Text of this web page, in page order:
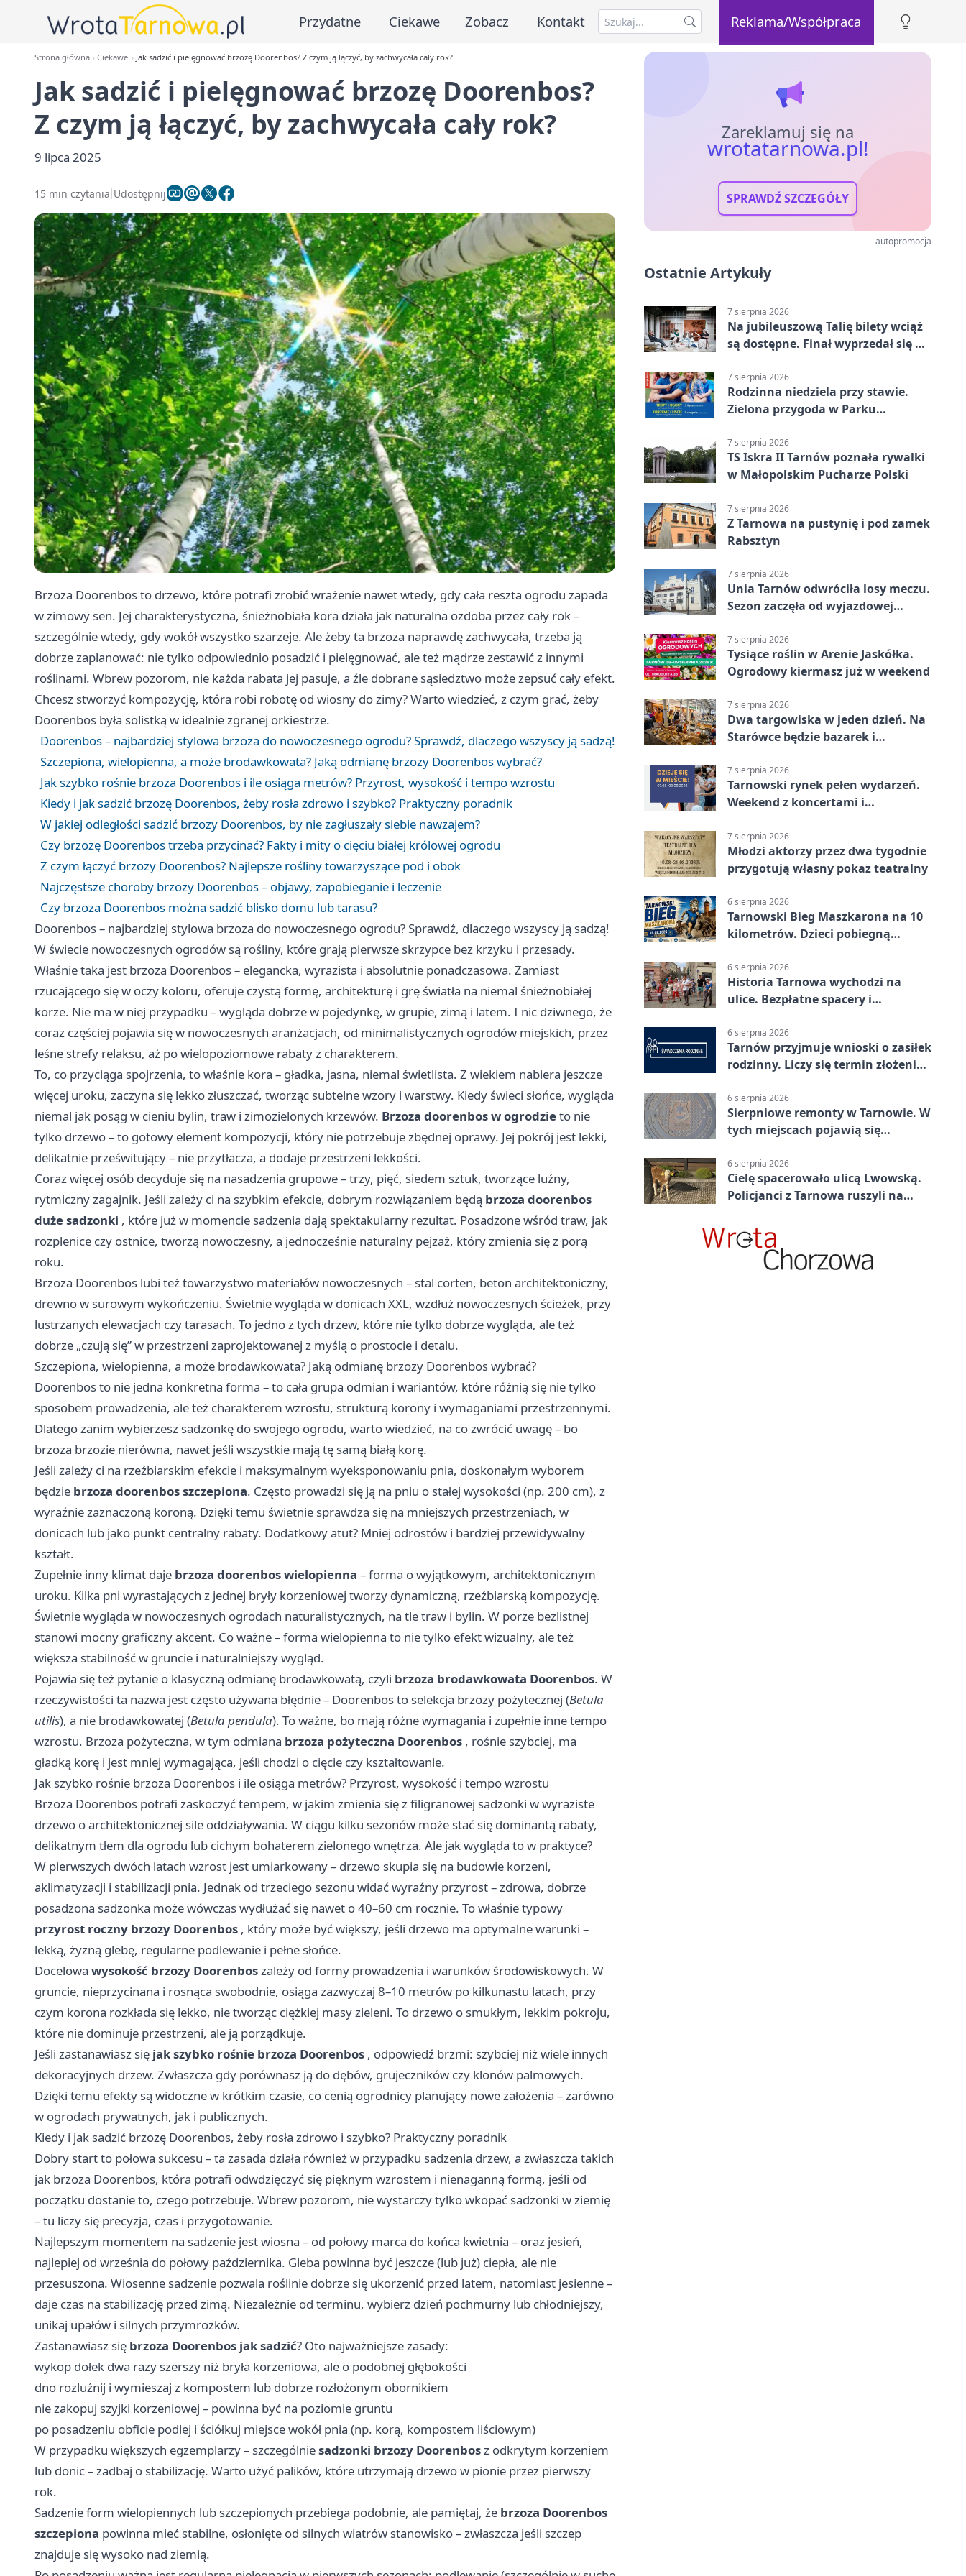
Przydatne Ciekawe Zobacz Kontakt Reklama/Współpraca
Strona główna Ciekawe Jak sadzić i pielęgnować brzozę Doorenbos? Z czym ją łączyć, by zachwycała cały rok?
Jak sadzić i pielęgnować brzozę Doorenbos?
Z czym ją łączyć, by zachwycała cały rok?
9 lipca 2025
15 min czytania Udostępnij
Brzoza Doorenbos to drzewo, które potrafi zrobić wrażenie nawet wtedy, gdy cała reszta ogrodu zapada
w zimowy sen. Jej charakterystyczna, śnieżnobiała kora działa jak naturalna ozdoba przez cały rok –
szczególnie wtedy, gdy wokół wszystko szarzeje. Ale żeby ta brzoza naprawdę zachwycała, trzeba ją
dobrze zaplanować: nie tylko odpowiednio posadzić i pielęgnować, ale też mądrze zestawić z innymi
roślinami. Wbrew pozorom, nie każda rabata jej pasuje, a źle dobrane sąsiedztwo może zepsuć cały efekt.
Chcesz stworzyć kompozycję, która robi robotę od wiosny do zimy? Warto wiedzieć, z czym grać, żeby
Doorenbos była solistką w idealnie zgranej orkiestrze.
Doorenbos – najbardziej stylowa brzoza do nowoczesnego ogrodu? Sprawdź, dlaczego wszyscy ją sadzą!
Szczepiona, wielopienna, a może brodawkowata? Jaką odmianę brzozy Doorenbos wybrać?
Jak szybko rośnie brzoza Doorenbos i ile osiąga metrów? Przyrost, wysokość i tempo wzrostu
Kiedy i jak sadzić brzozę Doorenbos, żeby rosła zdrowo i szybko? Praktyczny poradnik
W jakiej odległości sadzić brzozy Doorenbos, by nie zagłuszały siebie nawzajem?
Czy brzozę Doorenbos trzeba przycinać? Fakty i mity o cięciu białej królowej ogrodu
Z czym łączyć brzozy Doorenbos? Najlepsze rośliny towarzyszące pod i obok
Najczęstsze choroby brzozy Doorenbos – objawy, zapobieganie i leczenie
Czy brzoza Doorenbos można sadzić blisko domu lub tarasu?
Doorenbos – najbardziej stylowa brzoza do nowoczesnego ogrodu? Sprawdź, dlaczego wszyscy ją sadzą!
W świecie nowoczesnych ogrodów są rośliny, które grają pierwsze skrzypce bez krzyku i przesady.
Właśnie taka jest brzoza Doorenbos – elegancka, wyrazista i absolutnie ponadczasowa. Zamiast
rzucającego się w oczy koloru, oferuje czystą formę, architekturę i grę światła na niemal śnieżnobiałej
korze. Nie ma w niej przypadku – wygląda dobrze w pojedynkę, w grupie, zimą i latem. I nic dziwnego, że
coraz częściej pojawia się w nowoczesnych aranżacjach, od minimalistycznych ogrodów miejskich, przez
leśne strefy relaksu, aż po wielopoziomowe rabaty z charakterem.
To, co przyciąga spojrzenia, to właśnie kora – gładka, jasna, niemal świetlista. Z wiekiem nabiera jeszcze
więcej uroku, zaczyna się lekko złuszczać, tworząc subtelne wzory i warstwy. Kiedy świeci słońce, wygląda
niemal jak posąg w cieniu bylin, traw i zimozielonych krzewów. Brzoza doorenbos w ogrodzieto nie
tylko drzewo – to gotowy element kompozycji, który nie potrzebuje zbędnej oprawy. Jej pokrój jest lekki,
delikatnie prześwitujący – nie przytłacza, a dodaje przestrzeni lekkości.
Coraz więcej osób decyduje się na nasadzenia grupowe – trzy, pięć, siedem sztuk, tworzące luźny,
rytmiczny zagajnik. Jeśli zależy ci na szybkim efekcie, dobrym rozwiązaniem będą brzoza doorenbos
duże sadzonki , które już w momencie sadzenia dają spektakularny rezultat. Posadzone wśród traw, jak
rozplenice czy ostnice, tworzą nowoczesny, a jednocześnie naturalny pejzaż, który zmienia się z porą
roku.
Brzoza Doorenbos lubi też towarzystwo materiałów nowoczesnych – stal corten, beton architektoniczny,
drewno w surowym wykończeniu. Świetnie wygląda w donicach XXL, wzdłuż nowoczesnych ścieżek, przy
lustrzanych elewacjach czy tarasach. To jedno z tych drzew, które nie tylko dobrze wygląda, ale też
dobrze „czują się” w przestrzeni zaprojektowanej z myślą o prostocie i detalu.
Szczepiona, wielopienna, a może brodawkowata? Jaką odmianę brzozy Doorenbos wybrać?
Doorenbos to nie jedna konkretna forma – to cała grupa odmian i wariantów, które różnią się nie tylko
sposobem prowadzenia, ale też charakterem wzrostu, strukturą korony i wymaganiami przestrzennymi.
Dlatego zanim wybierzesz sadzonkę do swojego ogrodu, warto wiedzieć, na co zwrócić uwagę – bo
brzoza brzozie nierówna, nawet jeśli wszystkie mają tę samą białą korę.
Jeśli zależy ci na rzeźbiarskim efekcie i maksymalnym wyeksponowaniu pnia, doskonałym wyborem
będzie brzoza doorenbos szczepiona. Często prowadzi się ją na pniu o stałej wysokości (np. 200 cm), z
wyraźnie zaznaczoną koroną. Dzięki temu świetnie sprawdza się na mniejszych przestrzeniach, w
donicach lub jako punkt centralny rabaty. Dodatkowy atut? Mniej odrostów i bardziej przewidywalny
kształt.
Zupełnie inny klimat daje brzoza doorenbos wielopienna – forma o wyjątkowym, architektonicznym
uroku. Kilka pni wyrastających z jednej bryły korzeniowej tworzy dynamiczną, rzeźbiarską kompozycję.
Świetnie wygląda w nowoczesnych ogrodach naturalistycznych, na tle traw i bylin. W porze bezlistnej
stanowi mocny graficzny akcent. Co ważne – forma wielopienna to nie tylko efekt wizualny, ale też
większa stabilność w gruncie i naturalniejszy wygląd.
Pojawia się też pytanie o klasyczną odmianę brodawkowatą, czyli brzoza brodawkowata Doorenbos. W
rzeczywistości ta nazwa jest często używana błędnie – Doorenbos to selekcja brzozy pożytecznej (Betula
utilis), a nie brodawkowatej (Betula pendula). To ważne, bo mają różne wymagania i zupełnie inne tempo
wzrostu. Brzoza pożyteczna, w tym odmiana brzoza pożyteczna Doorenbos , rośnie szybciej, ma
gładką korę i jest mniej wymagająca, jeśli chodzi o cięcie czy kształtowanie.
Jak szybko rośnie brzoza Doorenbos i ile osiąga metrów? Przyrost, wysokość i tempo wzrostu
Brzoza Doorenbos potrafi zaskoczyć tempem, w jakim zmienia się z filigranowej sadzonki w wyraziste
drzewo o architektonicznej sile oddziaływania. W ciągu kilku sezonów może stać się dominantą rabaty,
delikatnym tłem dla ogrodu lub cichym bohaterem zielonego wnętrza. Ale jak wygląda to w praktyce?
W pierwszych dwóch latach wzrost jest umiarkowany – drzewo skupia się na budowie korzeni,
aklimatyzacji i stabilizacji pnia. Jednak od trzeciego sezonu widać wyraźny przyrost – zdrowa, dobrze
posadzona sadzonka może wówczas wydłużać się nawet o 40–60 cm rocznie. To właśnie typowy
przyrost roczny brzozy Doorenbos , który może być większy, jeśli drzewo ma optymalne warunki –
lekką, żyzną glebę, regularne podlewanie i pełne słońce.
Docelowa wysokość brzozy Doorenboszależy od formy prowadzenia i warunków środowiskowych. W
gruncie, nieprzycinana i rosnąca swobodnie, osiąga zazwyczaj 8–10 metrów po kilkunastu latach, przy
czym korona rozkłada się lekko, nie tworząc ciężkiej masy zieleni. To drzewo o smukłym, lekkim pokroju,
które nie dominuje przestrzeni, ale ją porządkuje.
Jeśli zastanawiasz się jak szybko rośnie brzoza Doorenbos , odpowiedź brzmi: szybciej niż wiele innych
dekoracyjnych drzew. Zwłaszcza gdy porównasz ją do dębów, grujeczników czy klonów palmowych.
Dzięki temu efekty są widoczne w krótkim czasie, co cenią ogrodnicy planujący nowe założenia – zarówno
w ogrodach prywatnych, jak i publicznych.
Kiedy i jak sadzić brzozę Doorenbos, żeby rosła zdrowo i szybko? Praktyczny poradnik
Dobry start to połowa sukcesu – ta zasada działa również w przypadku sadzenia drzew, a zwłaszcza takich
jak brzoza Doorenbos, która potrafi odwdzięczyć się pięknym wzrostem i nienaganną formą, jeśli od
początku dostanie to, czego potrzebuje. Wbrew pozorom, nie wystarczy tylko wkopać sadzonki w ziemię
– tu liczy się precyzja, czas i przygotowanie.
Najlepszym momentem na sadzenie jest wiosna – od połowy marca do końca kwietnia – oraz jesień,
najlepiej od września do połowy października. Gleba powinna być jeszcze (lub już) ciepła, ale nie
przesuszona. Wiosenne sadzenie pozwala roślinie dobrze się ukorzenić przed latem, natomiast jesienne –
daje czas na stabilizację przed zimą. Niezależnie od terminu, wybierz dzień pochmurny lub chłodniejszy,
unikaj upałów i silnych przymrozków.
Zastanawiasz się brzoza Doorenbos jak sadzić? Oto najważniejsze zasady:
wykop dołek dwa razy szerszy niż bryła korzeniowa, ale o podobnej głębokości
dno rozluźnij i wymieszaj z kompostem lub dobrze rozłożonym obornikiem
nie zakopuj szyjki korzeniowej – powinna być na poziomie gruntu
po posadzeniu obficie podlej i ściółkuj miejsce wokół pnia (np. korą, kompostem liściowym)
W przypadku większych egzemplarzy – szczególniesadzonki brzozy Doorenbosz odkrytym korzeniem
lub donic – zadbaj o stabilizację. Warto użyć palików, które utrzymają drzewo w pionie przez pierwszy
rok.
Sadzenie form wielopiennych lub szczepionych przebiega podobnie, ale pamiętaj, że brzoza Doorenbos
szczepiona powinna mieć stabilne, osłonięte od silnych wiatrów stanowisko – zwłaszcza jeśli szczep
znajduje się wysoko nad ziemią.
Zareklamuj się na
wrotatarnowa.pl!
SPRAWDŹ SZCZEGÓŁY
autopromocja
Ostatnie Artykuły
7 sierpnia 2026
Na jubileuszową Talię bilety wciąż
są dostępne. Finał wyprzedał się w
7 sierpnia 2026
Rodzinna niedziela przy stawie.
Zielona przygoda w Parku
7 sierpnia 2026
TS Iskra II Tarnów poznała rywalki
w Małopolskim Pucharze Polski
7 sierpnia 2026
Z Tarnowa na pustynię i pod zamek
Rabsztyn
7 sierpnia 2026
Unia Tarnów odwróciła losy meczu.
Sezon zaczęła od wyjazdowej
7 sierpnia 2026
Tysiące roślin w Arenie Jaskółka.
Ogrodowy kiermasz już w weekend
7 sierpnia 2026
Dwa targowiska w jeden dzień. Na
Starówce będzie bazarek i
7 sierpnia 2026
Tarnowski rynek pełen wydarzeń.
Weekend z koncertami i
7 sierpnia 2026
Młodzi aktorzy przez dwa tygodnie
przygotują własny pokaz teatralny
6 sierpnia 2026
Tarnowski Bieg Maszkarona na 10
kilometrów. Dzieci pobiegną
6 sierpnia 2026
Historia Tarnowa wychodzi na
ulice. Bezpłatne spacery i
6 sierpnia 2026
Tarnów przyjmuje wnioski o zasiłek
rodzinny. Liczy się termin złożenia
6 sierpnia 2026
Sierpniowe remonty w Tarnowie. W
tych miejscach pojawią się
6 sierpnia 2026
Cielę spacerowało ulicą Lwowską.
Policjanci z Tarnowa ruszyli na